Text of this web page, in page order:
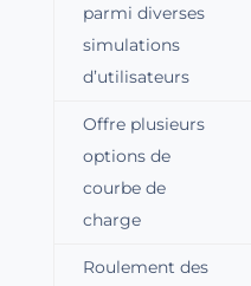
parmi diverses
simulations
d’utilisateurs
Offre plusieurs
options de
courbe de
charge
Roulement des